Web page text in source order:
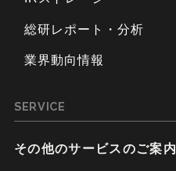
総研レポート・分析
業界動向情報
SERVICE
その他のサービスのご案内